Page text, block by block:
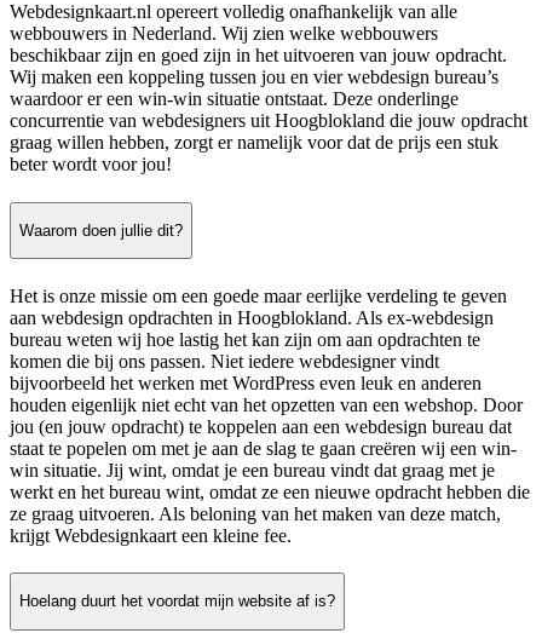
Webdesignkaart.nl opereert volledig onafhankelijk van alle
webbouwers in Nederland. Wij zien welke webbouwers
beschikbaar zijn en goed zijn in het uitvoeren van jouw opdracht.
Wij maken een koppeling tussen jou en vier webdesign bureau’s
waardoor er een win-win situatie ontstaat. Deze onderlinge
concurrentie van webdesigners uit Hoogblokland die jouw opdracht
graag willen hebben, zorgt er namelijk voor dat de prijs een stuk
beter wordt voor jou!
Waarom doen jullie dit?
Het is onze missie om een goede maar eerlijke verdeling te geven
aan webdesign opdrachten in Hoogblokland. Als ex-webdesign
bureau weten wij hoe lastig het kan zijn om aan opdrachten te
komen die bij ons passen. Niet iedere webdesigner vindt
bijvoorbeeld het werken met WordPress even leuk en anderen
houden eigenlijk niet echt van het opzetten van een webshop. Door
jou (en jouw opdracht) te koppelen aan een webdesign bureau dat
staat te popelen om met je aan de slag te gaan creëren wij een win-
win situatie. Jij wint, omdat je een bureau vindt dat graag met je
werkt en het bureau wint, omdat ze een nieuwe opdracht hebben die
ze graag uitvoeren. Als beloning van het maken van deze match,
krijgt Webdesignkaart een kleine fee.
Hoelang duurt het voordat mijn website af is?